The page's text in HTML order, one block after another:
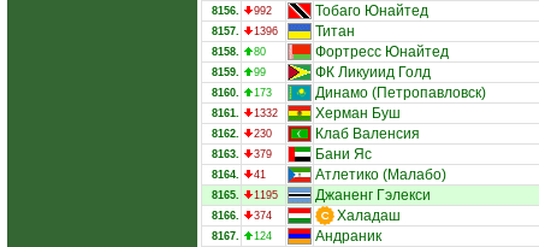
8156. 992 Тобаго Юнайтед
8157. 1396 Титан
8158. 80 Фортресс Юнайтед
8159. 99 ФК Ликуиид Голд
8160. 173 Динамо (Петропавловск)
8161. 1332 Херман Буш
8162. 230 Клаб Валенсия
8163. 379 Бани Яс
8164. 41 Атлетико (Малабо)
8165. 1195 Джаненг Гэлекси
8166. 374 Халадаш
8167. 124 Андраник